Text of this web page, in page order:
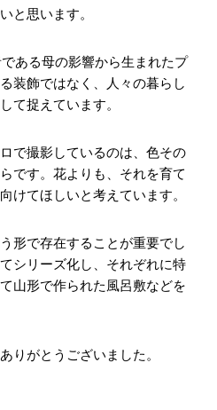
と思います。
ある母の影響から生まれたプ
装飾ではなく、人々の暮らし
て捉えています。
で撮影しているのは、色その
です。花よりも、それを育て
けてほしいと考えています。
形で存在することが重要でし
シリーズ化し、それぞれに特
山形で作られた風呂敷などを
りがとうございました。